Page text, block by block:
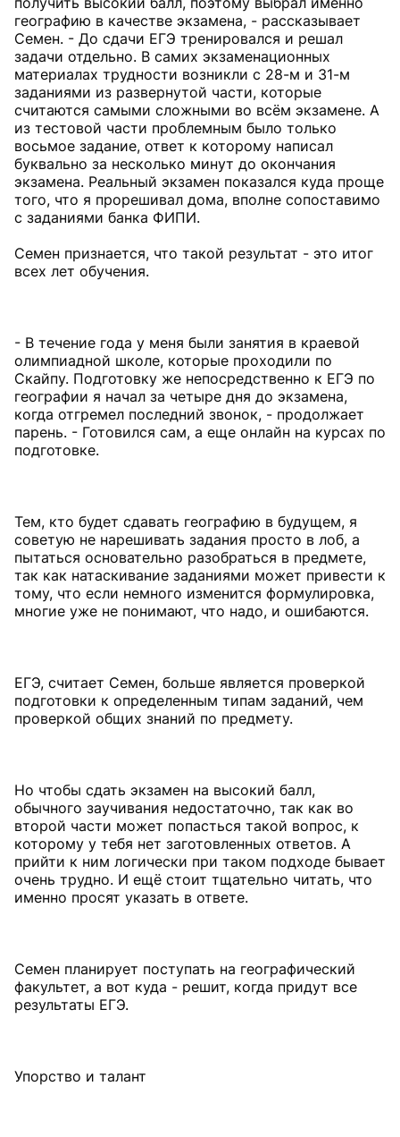
географию в качестве экзамена, - рассказывает
Семен. - До сдачи ЕГЭ тренировался и решал
задачи отдельно. В самих экзаменационных
материалах трудности возникли с 28-м и 31-м
заданиями из развернутой части, которые
считаются самыми сложными во всём экзамене. А
из тестовой части проблемным было только
восьмое задание, ответ к которому написал
буквально за несколько минут до окончания
экзамена. Реальный экзамен показался куда проще
того, что я прорешивал дома, вполне сопоставимо
с заданиями банка ФИПИ.
Семен признается, что такой результат - это итог
всех лет обучения.
- В течение года у меня были занятия в краевой
олимпиадной школе, которые проходили по
Скайпу. Подготовку же непосредственно к ЕГЭ по
географии я начал за четыре дня до экзамена,
когда отгремел последний звонок, - продолжает
парень. - Готовился сам, а еще онлайн на курсах по
подготовке.
Тем, кто будет сдавать географию в будущем, я
советую не нарешивать задания просто в лоб, а
пытаться основательно разобраться в предмете,
так как натаскивание заданиями может привести к
тому, что если немного изменится формулировка,
многие уже не понимают, что надо, и ошибаются.
ЕГЭ, считает Семен, больше является проверкой
подготовки к определенным типам заданий, чем
проверкой общих знаний по предмету.
Но чтобы сдать экзамен на высокий балл,
обычного заучивания недостаточно, так как во
второй части может попасться такой вопрос, к
которому у тебя нет заготовленных ответов. А
прийти к ним логически при таком подходе бывает
очень трудно. И ещё стоит тщательно читать, что
именно просят указать в ответе.
Семен планирует поступать на географический
факультет, а вот куда - решит, когда придут все
результаты ЕГЭ.
Упорство и талант